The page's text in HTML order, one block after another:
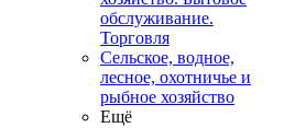
обслуживание.
Торговля
Сельское, водное,
лесное, охотничье и
рыбное хозяйство
Ещё